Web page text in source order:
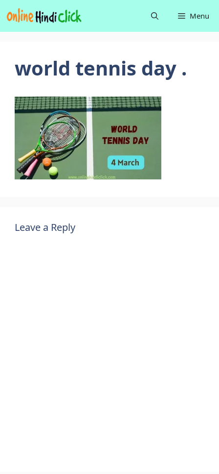
to
content
Menu
world tennis day .
Leave a Reply